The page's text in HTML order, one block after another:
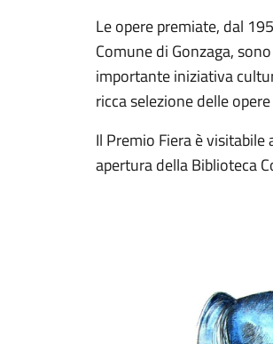
Le opere premiate, dal
Comune di Gonzaga,
importante iniziativa
ricca selezione delle
Il Premio Fiera è
apertura della Biblioteca